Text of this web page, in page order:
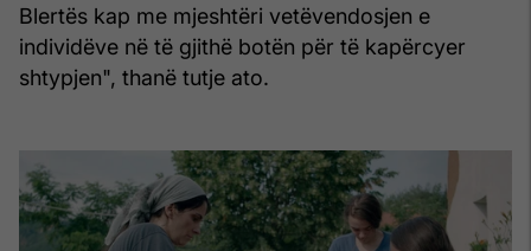
Blertës kap me mjeshtëri vetëvendosjen e
individëve në të gjithë botën për të kapërcyer
shtypjen", thanë tutje ato.